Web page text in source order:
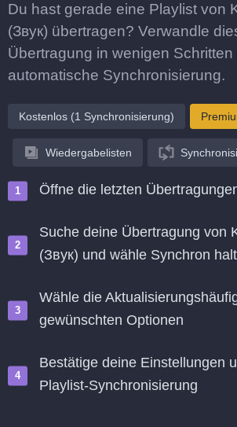
Du hast gerade eine Playlist von
(Звук) übertragen? Verwandle
Übertragung in wenigen Schritten
automatische Synchronisierung.
Kostenlos (1 Synchronisierung)
Wiedergabelisten
Öffne die letzten
Suche deine Übertragung von
(Звук) und wähle Synchron
Wähle die
gewünschten Optionen
Bestätige deine Einstellungen
Playlist-Synchronisierung